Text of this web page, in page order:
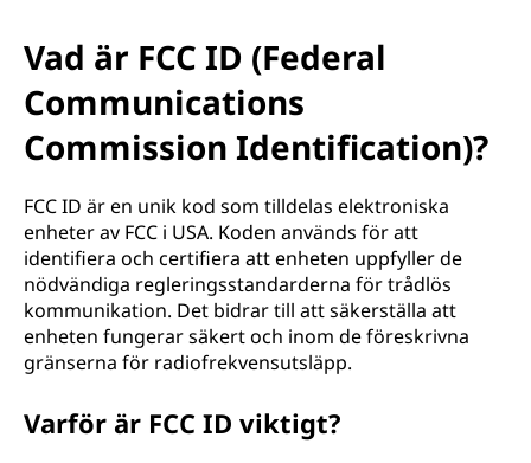
Vad är FCC ID (Federal
Communications
Commission Identification)?
FCC ID är en unik kod som tilldelas elektroniska
enheter av FCC i USA. Koden används för att
identifiera och certifiera att enheten uppfyller de
nödvändiga regleringsstandarderna för trådlös
kommunikation. Det bidrar till att säkerställa att
enheten fungerar säkert och inom de föreskrivna
gränserna för radiofrekvensutsläpp.
Varför är FCC ID viktigt?